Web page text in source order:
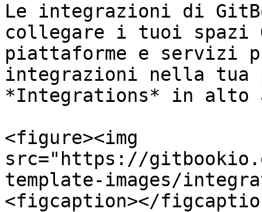
Le integrazioni di
collegare i tuoi spazi
piattaforme e servizi
integrazioni nella tua
*Integrations* in
<figure><img
src="https://
template-images/
<figcaption></